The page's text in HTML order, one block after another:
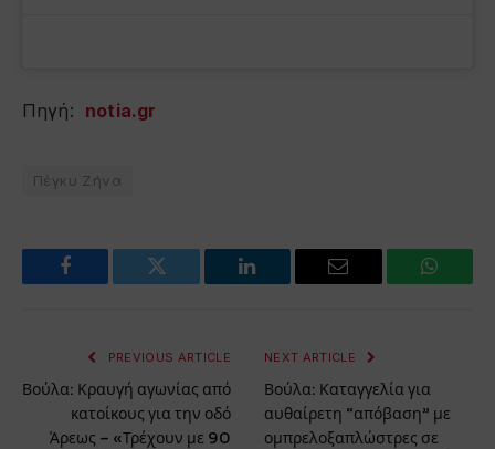
Πηγή: notia.gr
Πέγκυ Ζήνα
Facebook Twitter LinkedIn Email
PREVIOUS ARTICLE
Βούλα: Κραυγή αγωνίας από
κατοίκους για την οδό
Άρεως – «Τρέχουν με 90
NEXT ARTICLE
Βούλα: Καταγγελία για
αυθαίρετη “απόβαση” με
ομπρελοξαπλώστρες σε